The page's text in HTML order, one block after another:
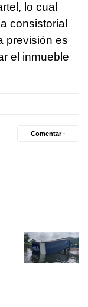
lo cual
consistorial
previsión es
el inmueble
Comentar ·